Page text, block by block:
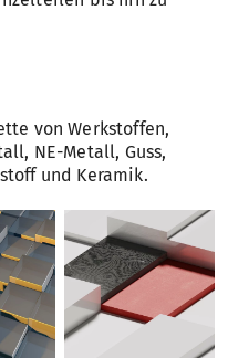
von Werkstoffen,
NE-Metall, Guss,
und Keramik.